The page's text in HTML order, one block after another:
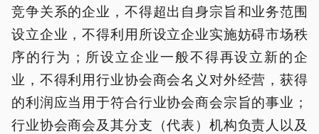
竞争关系的企业，不得超出自身宗旨和业务范围
设立企业，不得利用所设立企业实施妨碍市场秩
序的行为；所设立企业一般不得再设立新的企
业，不得利用行业协会商会名义对外经营，获得
的利润应当用于符合行业协会商会宗旨的事业；
行业协会商会及其分支（代表）机构负责人以及